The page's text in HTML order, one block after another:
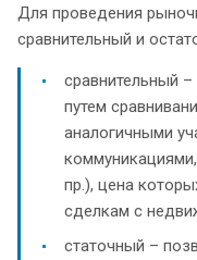
Для проведения
сравнительный и
сравнительный
путем
аналогичными
пр.), цена
сделкам с
статочный –